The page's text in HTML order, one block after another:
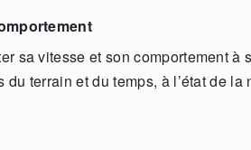
sa vitesse et son comportement à
terrain et du temps, à l’état de